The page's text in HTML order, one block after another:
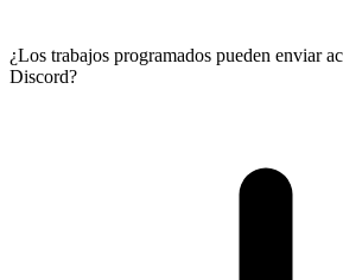
¿Los trabajos programados pueden enviar
Discord?